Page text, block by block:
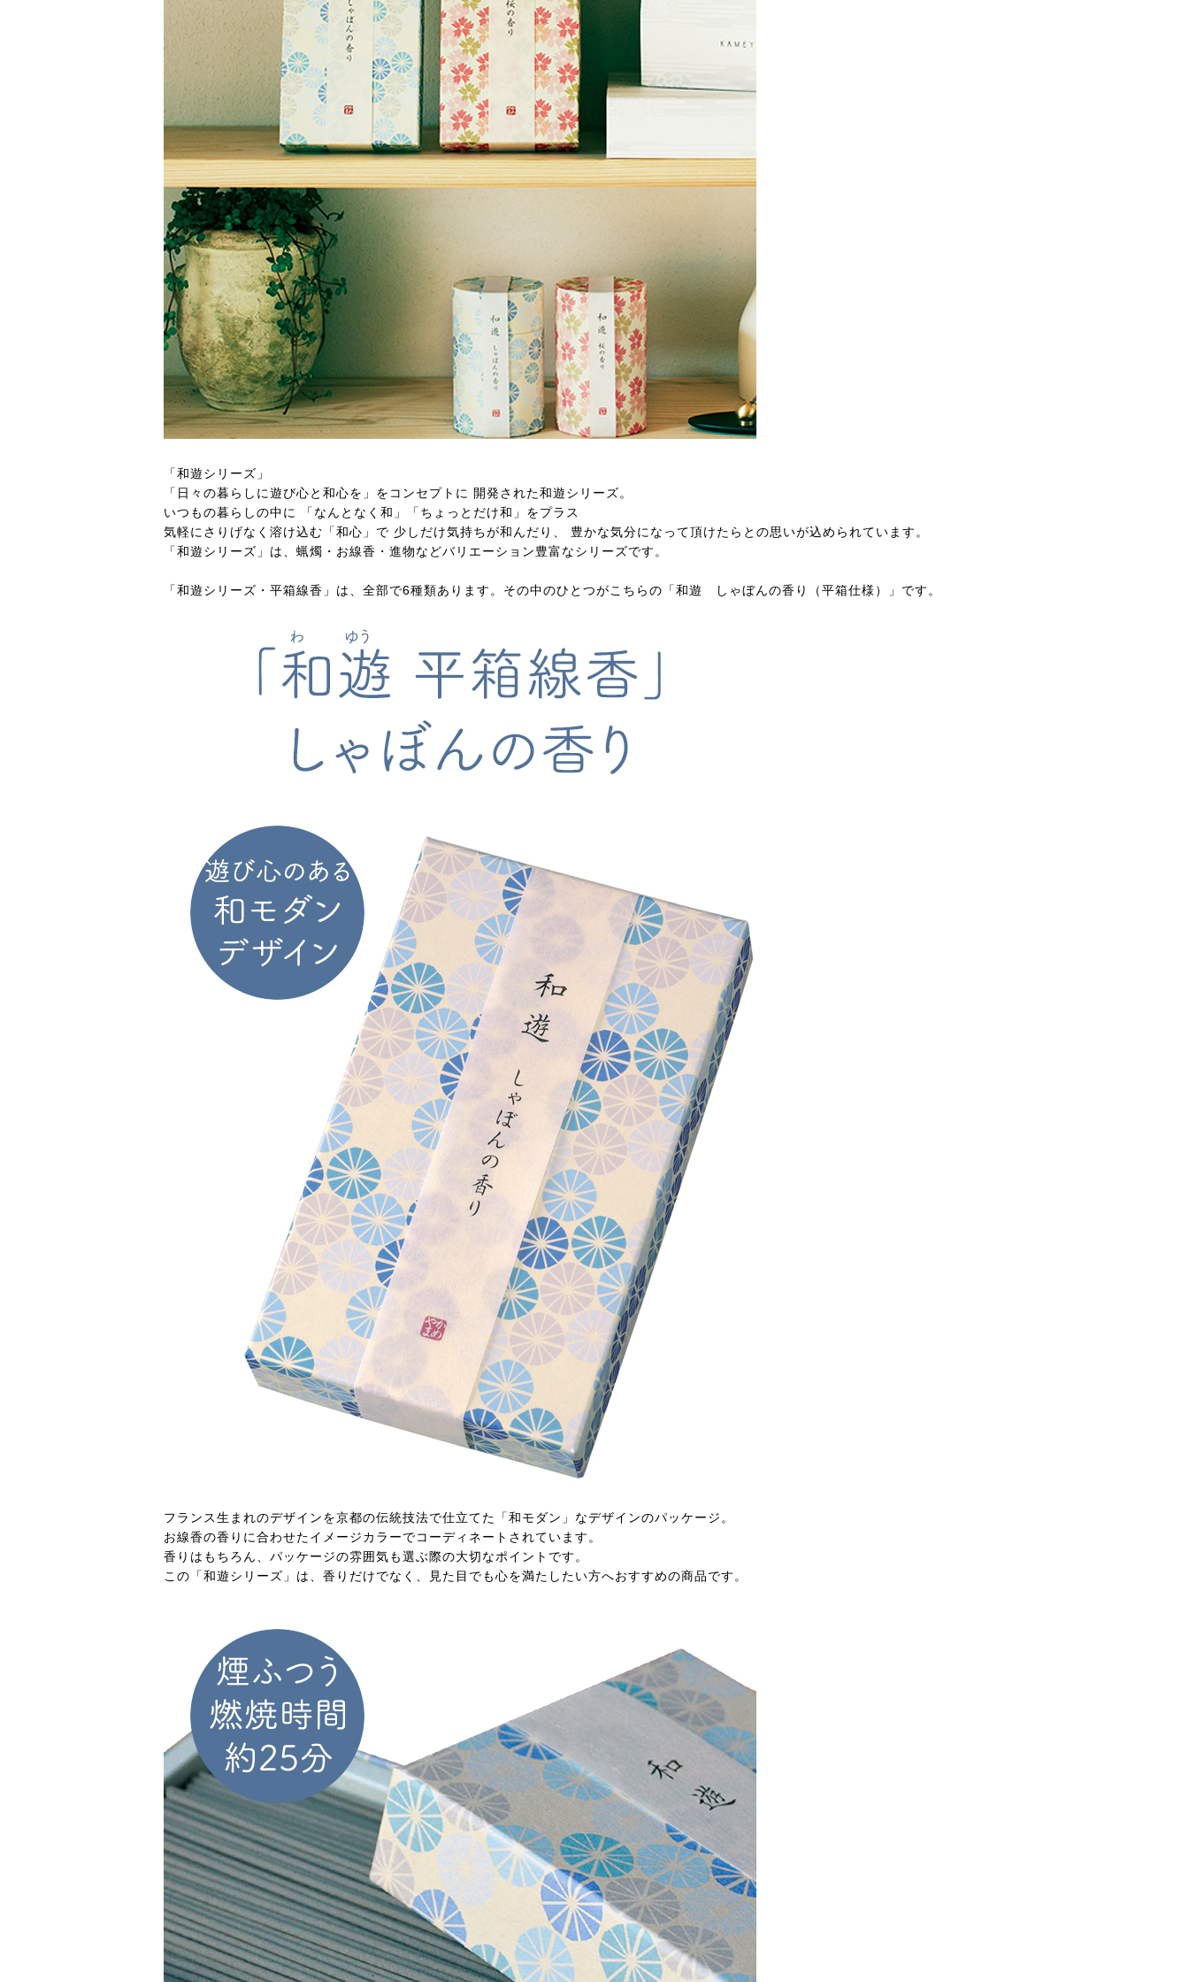
「和遊シリーズ」
「日々の暮らしに遊び心と和心を」をコンセプトに 開発された和遊シリーズ。
いつもの暮らしの中に 「なんとなく和」「ちょっとだけ和」をプラス
気軽にさりげなく溶け込む「和心」で 少しだけ気持ちが和んだり、 豊かな気分になって頂けたらとの思いが込められています。
「和遊シリーズ」は、蝋燭・お線香・進物などバリエーション豊富なシリーズです。
「和遊シリーズ・平箱線香」は、全部で6種類あります。その中のひとつがこちらの「和遊 しゃぼんの香り（平箱仕様）」です。
フランス生まれのデザインを京都の伝統技法で仕立てた「和モダン」なデザインのパッケージ。
お線香の香りに合わせたイメージカラーでコーディネートされています。
香りはもちろん、パッケージの雰囲気も選ぶ際の大切なポイントです。
この「和遊シリーズ」は、香りだけでなく、見た目でも心を満たしたい方へおすすめの商品です。